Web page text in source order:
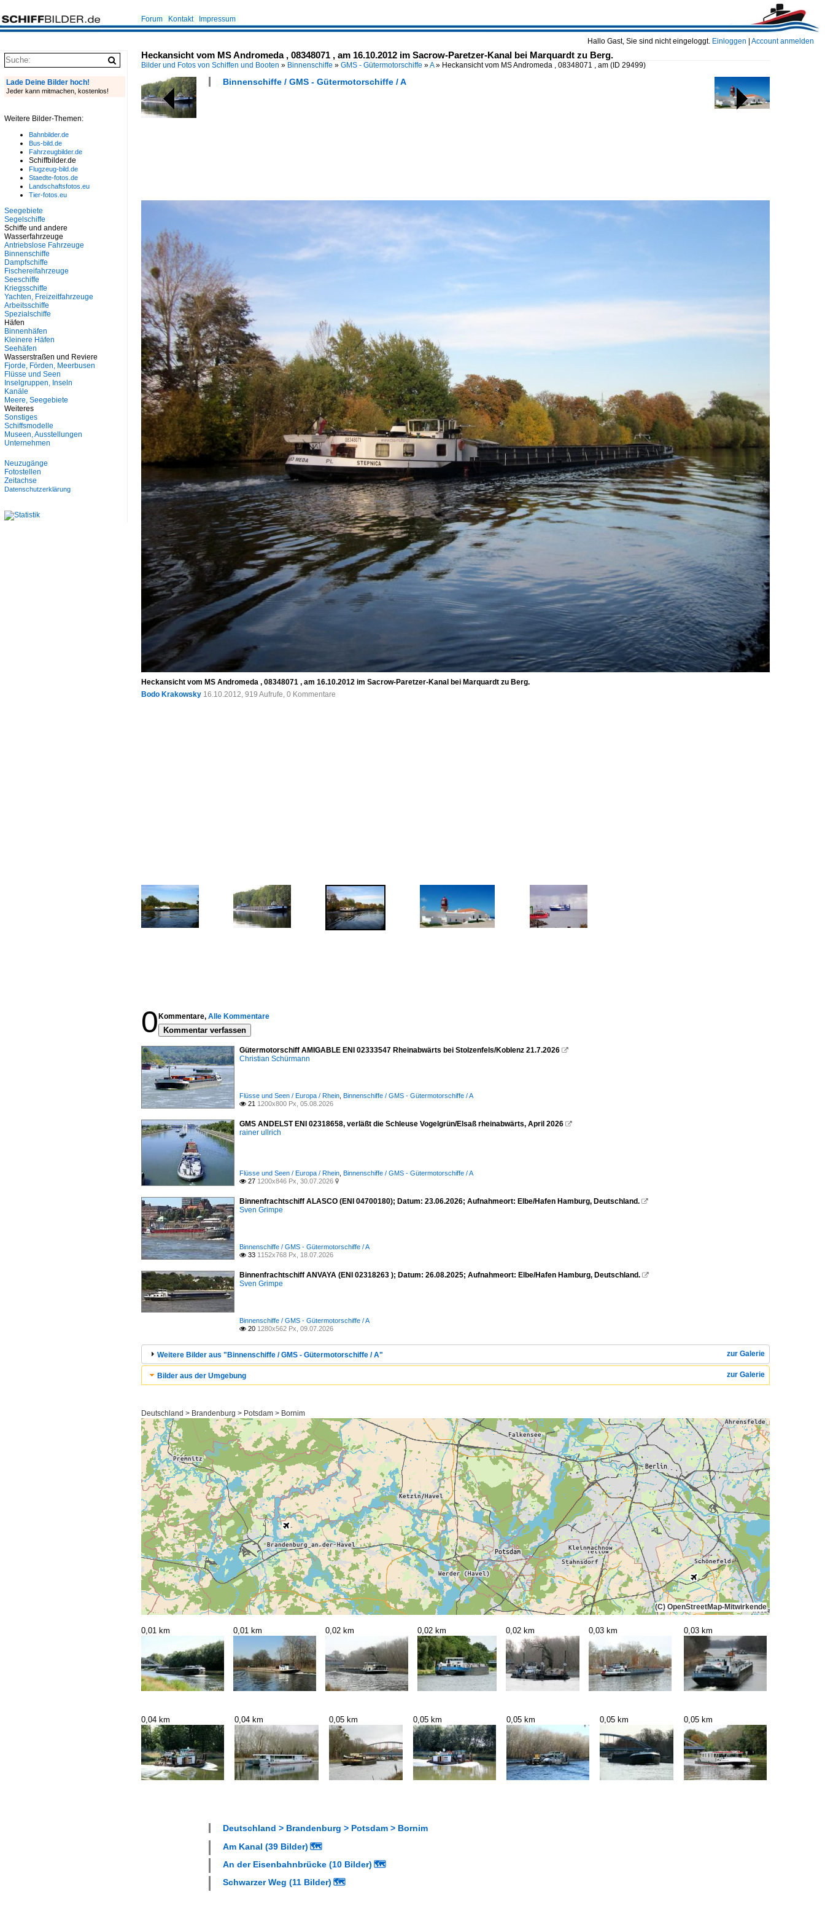
Hallo Gast, Sie sind nicht eingeloggt. Einloggen Account anmelden
Forum Kontakt Impressum
Heckansicht vom MS Andromeda , 08348071 , am 16.10.2012 im Sacrow-Paretzer-Kanal bei Marquardt zu Berg.
Bilder und Fotos von Schiffen und Booten » Binnenschiffe » GMS - Gütermotorschiffe »A» Heckansicht vom MS Andromeda , 08348071 , am (ID 29499)
Binnenschiffe / GMS - Gütermotorschiffe / A
Heckansicht vom MS Andromeda , 08348071 , am 16.10.2012 im Sacrow-Paretzer-Kanal bei Marquardt zu Berg.
Bodo Krakowsky 16.10.2012, 919 Aufrufe, 0 Kommentare
0 Kommentare, Alle Kommentare
Kommentar verfassen
Gütermotorschiff AMIGABLE ENI 02333547 Rheinabwärts bei Stolzenfels/Koblenz 21.7.2026 
Christian Schürmann
Flüsse und Seen / Europa / Rhein Binnenschiffe / GMS - Gütermotorschiffe / A
 21 1200x800 Px, 05.08.2026
GMS ANDELST ENI 02318658, verläßt die Schleuse Vogelgrün/Elsaß rheinabwärts, April 2026 
rainer ullrich
Flüsse und Seen / Europa / Rhein Binnenschiffe / GMS - Gütermotorschiffe / A
 27 1200x846 Px, 30.07.2026 
Binnenfrachtschiff ALASCO (ENI 04700180); Datum: 23.06.2026; Aufnahmeort: Elbe/Hafen Hamburg, Deutschland. 
Sven Grimpe
Binnenschiffe / GMS - Gütermotorschiffe / A
 33 1152x768 Px, 18.07.2026
Binnenfrachtschiff ANVAYA (ENI 02318263 ); Datum: 26.08.2025; Aufnahmeort: Elbe/Hafen Hamburg, Deutschland. 
Sven Grimpe
Binnenschiffe / GMS - Gütermotorschiffe / A
 20 1280x562 Px, 09.07.2026
zur Galerie
Weitere Bilder aus "Binnenschiffe / GMS - Gütermotorschiffe / A"
zur Galerie
Bilder aus der Umgebung
Deutschland > Brandenburg > Potsdam > Bornim
(C) OpenStreetMap-Mitwirkende
0,01 km 0,01 km 0,02 km 0,02 km 0,02 km 0,03 km 0,03 km
0,04 km 0,04 km 0,05 km 0,05 km 0,05 km 0,05 km 0,05 km
Deutschland > Brandenburg > Potsdam > Bornim
Am Kanal (39 Bilder) 🗺
An der Eisenbahnbrücke (10 Bilder) 🗺
Schwarzer Weg (11 Bilder) 🗺
Lade Deine Bilder hoch!
Jeder kann mitmachen, kostenlos!
Weitere Bilder-Themen:
Bahnbilder.de
Bus-bild.de
Fahrzeugbilder.de
Schiffbilder.de
Flugzeug-bild.de
Staedte-fotos.de
Landschaftsfotos.eu
Tier-fotos.eu
Seegebiete
Segelschiffe
Schiffe und andere
Wasserfahrzeuge
Antriebslose Fahrzeuge
Binnenschiffe
Dampfschiffe
Fischereifahrzeuge
Seeschiffe
Kriegsschiffe
Yachten, Freizeitfahrzeuge
Arbeitsschiffe
Spezialschiffe
Häfen
Binnenhäfen
Kleinere Häfen
Seehäfen
Wasserstraßen und Reviere
Fjorde, Förden, Meerbusen
Flüsse und Seen
Inselgruppen, Inseln
Kanäle
Meere, Seegebiete
Weiteres
Sonstiges
Schiffsmodelle
Museen, Ausstellungen
Unternehmen
Neuzugänge
Fotostellen
Zeitachse
Datenschutzerklärung